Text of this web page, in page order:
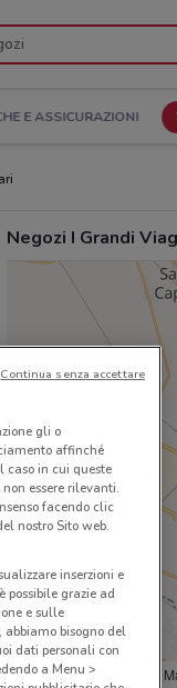
E ASSICURAZIONI
Negozi I Grandi
©
gli o
affinché
caso in cui queste
essere rilevanti.
facendo clic
nostro Sito web.
inserzioni e
grazie ad
e sulle
bisogno del
dati personali con
a Menu >
Continua senza accettare